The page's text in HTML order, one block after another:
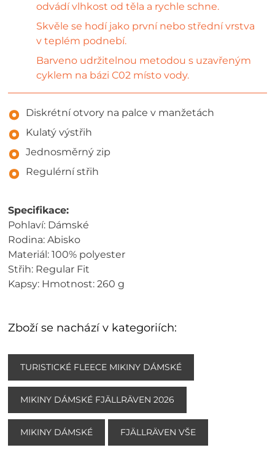
odvádí vlhkost od těla a rychle schne.
Skvěle se hodí jako první nebo střední vrstva
v teplém podnebí.
Barveno udržitelnou metodou s uzavřeným
cyklem na bázi C02 místo vody.
Diskrétní otvory na palce v manžetách
Kulatý výstřih
Jednosměrný zip
Regulérní střih
Specifikace:
Pohlaví: Dámské
Rodina: Abisko
Materiál: 100% polyester
Střih: Regular Fit
Kapsy: Hmotnost: 260 g
Zboží se nachází v kategoriích:
TURISTICKÉ FLEECE MIKINY DÁMSKÉ
MIKINY DÁMSKÉ FJÄLLRÄVEN 2026
MIKINY DÁMSKÉ FJÄLLRÄVEN VŠE